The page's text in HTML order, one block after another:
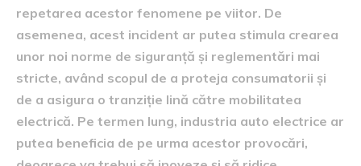
repetarea acestor fenomene pe viitor. De
asemenea, acest incident ar putea stimula crearea
unor noi norme de siguranță și reglementări mai
stricte, având scopul de a proteja consumatorii și
de a asigura o tranziție lină către mobilitatea
electrică. Pe termen lung, industria auto electrice ar
putea beneficia de pe urma acestor provocări,